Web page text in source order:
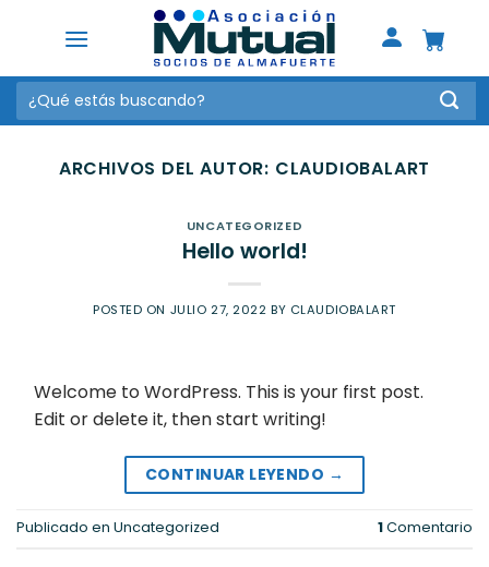
Buscar
por:
ARCHIVOS DEL AUTOR: CLAUDIOBALART
UNCATEGORIZED
Hello world!
POSTED ON JULIO 27, 2022 BY CLAUDIOBALART
Welcome to WordPress. This is your first post.
Edit or delete it, then start writing!
CONTINUAR LEYENDO →
Publicado en Uncategorized 1Comentario